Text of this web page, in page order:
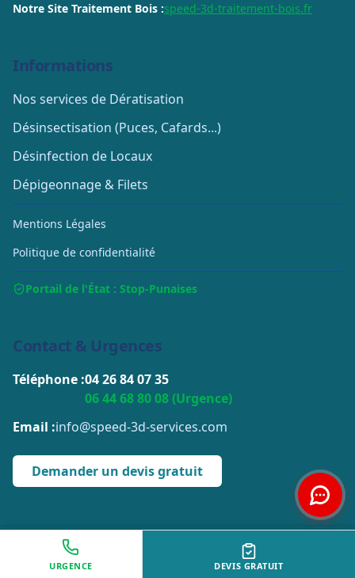
Notre Site Traitement Bois :speed-3d-traitement-bois.fr
Informations
Nos services de Dératisation
Désinsectisation (Puces, Cafards...)
Désinfection de Locaux
Dépigeonnage & Filets
Mentions Légales
Politique de confidentialité
Portail de l'État : Stop-Punaises
Contact & Urgences
Téléphone :04 26 84 07 35
06 44 68 80 08 (Urgence)
Email :info@speed-3d-services.com
Demander un devis gratuit
© 2026 Speed-3D Services. Tous droits réservés.
URGENCE DEVIS GRATUIT